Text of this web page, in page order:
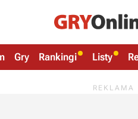
Gry Rankingi Listy